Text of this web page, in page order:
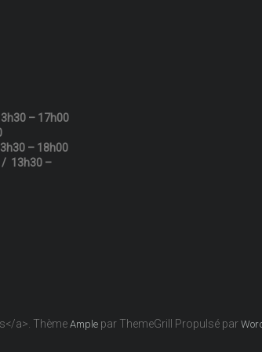
– 17h00
– 18h00
/ 13h30 –
a>. Thème Ample par ThemeGrill Propulsé par